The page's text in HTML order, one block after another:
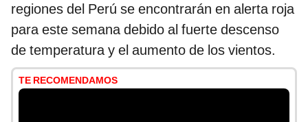
regiones del Perú se encontrarán en alerta roja
para este semana debido al fuerte descenso
de temperatura y el aumento de los vientos.
TE RECOMENDAMOS